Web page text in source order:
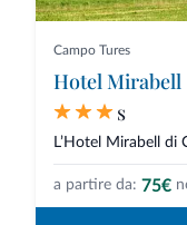
Campo Tures
Hotel Mirabell
s
a partire da: 75€